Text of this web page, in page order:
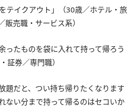
テイクアウト」（30歳／ホテル・旅
売職・サービス系）
ったものを袋に入れて持って帰ろう
証券／専門職）
題だと、つい持ち帰りたくなります
ない分まで持って帰るのはセコいか